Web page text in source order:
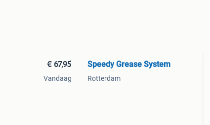
€ 67,95
Vandaag
Speedy Grease System
Rotterdam